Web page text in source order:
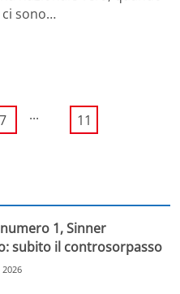
ci sono…
7 ... 11
1, Sinner
subito il controsorpasso